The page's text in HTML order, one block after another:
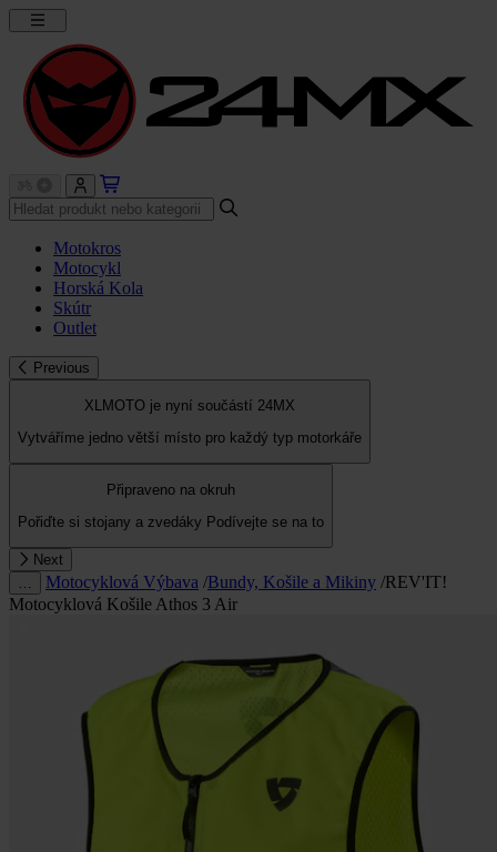
Motokros
Motocykl
Horská Kola
Skútr
Outlet
Previous
XLMOTO je nyní součástí 24MX
Vytváříme jedno větší místo pro každý typ motorkáře
Připraveno na okruh
Pořiďte si stojany a zvedáky Podívejte se na to
Next
Motocyklová Výbava /Bundy, Košile a Mikiny /REV'IT!
Motocyklová Košile Athos 3 Air